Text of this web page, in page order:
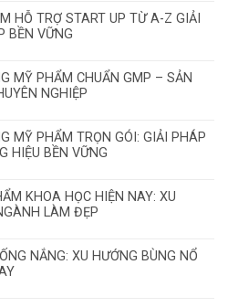
HỖ TRỢ START UP TỪ A-Z GIẢI
BỀN VỮNG
MỸ PHẨM CHUẨN GMP – SẢN
NGHIỆP
MỸ PHẨM TRỌN GÓI: GIẢI PHÁP
HIỆU BỀN VỮNG
KHOA HỌC HIỆN NAY: XU
LÀM ĐẸP
NẮNG: XU HƯỚNG BÙNG NỔ